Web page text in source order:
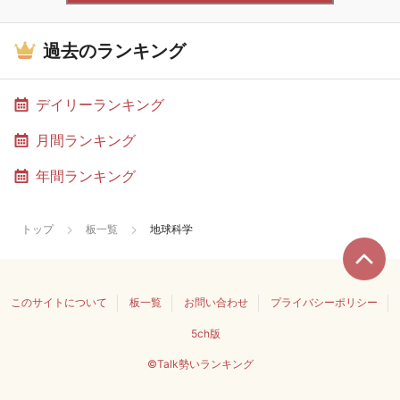
過去のランキング
デイリーランキング
月間ランキング
年間ランキング
トップ 板一覧 地球科学
このサイトについて 板一覧 お問い合わせ プライバシーポリシー
5ch版
©Talk勢いランキング